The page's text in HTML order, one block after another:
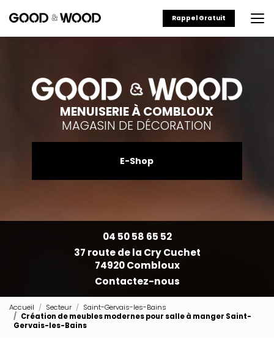
au
principal
Rappel Gratuit
MENUISERIE À COMBLOUX
MAGASIN DE DÉCORATION
E-Shop
04 50 58 65 52
37 route de la Cry Cuchet
74920 Combloux
Contactez-nous
Accueil Secteur
Saint-Gervais-les-Bains
Création de meubles modernes pour salle à manger Saint-
Gervais-les-Bains